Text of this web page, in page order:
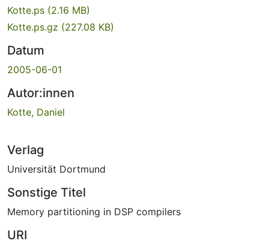
Kotte.ps (2.16 MB)
Kotte.ps.gz (227.08 KB)
Datum
2005-06-01
Autor:innen
Kotte, Daniel
Verlag
Universität Dortmund
Sonstige Titel
Memory partitioning in DSP compilers
URI